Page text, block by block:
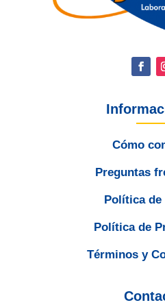
Cómo
Preguntas
Política de
Política de
Términos y